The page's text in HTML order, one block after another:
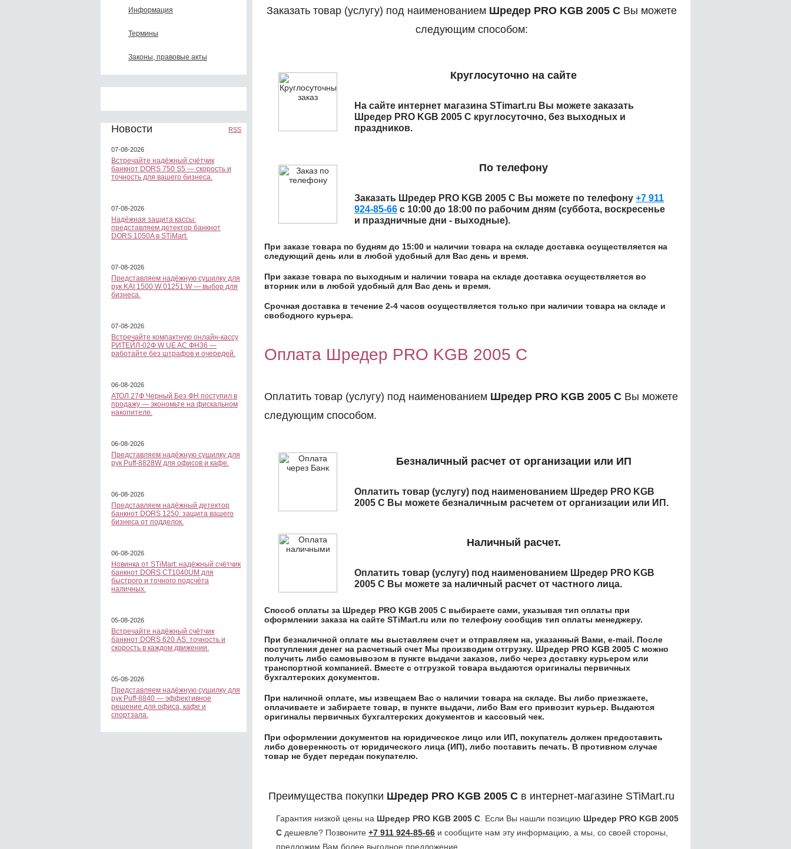
Информация
Термины
Законы, правовые акты
Новости RSS
07-08-2026
Встречайте надёжный счётчик
банкнот DORS 750 S5 — скорость и
точность для вашего бизнеса.
07-08-2026
Надёжная защита кассы:
представляем детектор банкнот
DORS 1050A в STiMart.
07-08-2026
Представляем надёжную сушилку для
рук KAI 1500 W 01251.W — выбор для
бизнеса.
07-08-2026
Встречайте компактную онлайн-кассу
РИТЕЙЛ-02Ф W UE AC ФН36 —
работайте без штрафов и очередей.
06-08-2026
АТОЛ 27Ф Черный Без ФН поступил в
продажу — экономьте на фискальном
накопителе.
06-08-2026
Представляем надёжную сушилку для
рук Puff-8828W для офисов и кафе.
06-08-2026
Представляем надёжный детектор
банкнот DORS 1250: защита вашего
бизнеса от подделок.
06-08-2026
Новинка от STiMart: надёжный счётчик
банкнот DORS CT1040UM для
быстрого и точного подсчёта
наличных.
05-08-2026
Встречайте надёжный счётчик
банкнот DORS 620 АS: точность и
скорость в каждом движении.
05-08-2026
Представляем надёжную сушилку для
рук Puff-8840 — эффективное
решение для офиса, кафе и
спортзала.
Заказать товар (услугу) под наименованием Шредер PRO KGB 2005 CВы можете
следующим способом:
Круглосуточно на сайте
На сайте интернет магазина STimart.ru Вы можете заказать
Шредер PRO KGB 2005 C круглосуточно, без выходных и
праздников.
По телефону
Заказать Шредер PRO KGB 2005 C Вы можете по телефону +7 911
924-85-66 с 10:00 до 18:00 по рабочим дням (суббота, воскресенье
и праздничные дни - выходные).
При заказе товара по будням до 15:00 и наличии товара на складе доставка осуществляется на
следующий день или в любой удобный для Вас день и время.
При заказе товара по выходным и наличии товара на складе доставка осуществляется во
вторник или в любой удобный для Вас день и время.
Срочная доставка в течение 2-4 часов осуществляется только при наличии товара на складе и
свободного курьера.
Оплата Шредер PRO KGB 2005 C
Оплатить товар (услугу) под наименованием Шредер PRO KGB 2005 C Вы можете
следующим способом.
Безналичный расчет от организации или ИП
Оплатить товар (услугу) под наименованием Шредер PRO KGB
2005 C Вы можете безналичным расчетем от организации или ИП.
Наличный расчет.
Оплатить товар (услугу) под наименованием Шредер PRO KGB
2005 C Вы можете за наличный расчет от частного лица.
Способ оплаты за Шредер PRO KGB 2005 C выбираете сами, указывая тип оплаты при
оформлении заказа на сайте STiMart.ru или по телефону сообщив тип оплаты менеджеру.
При безналичной оплате мы выставляем счет и отправляем на, указанный Вами, e-mail. После
поступления денег на расчетный счет Мы производим отгрузку. Шредер PRO KGB 2005 C можно
получить либо самовывозом в пункте выдачи заказов, либо через доставку курьером или
транспортной компанией. Вместе с отгрузкой товара выдаются оригиналы первичных
бухгалтерских документов.
При наличной оплате, мы извещаем Вас о наличии товара на складе. Вы либо приезжаете,
оплачиваете и забираете товар, в пункте выдачи, либо Вам его привозит курьер. Выдаются
оригиналы первичных бухгалтерских документов и кассовый чек.
При оформлении документов на юридическое лицо или ИП, покупатель должен предоставить
либо доверенность от юридического лица (ИП), либо поставить печать. В противном случае
товар не будет передан покупателю.
Преимущества покупки Шредер PRO KGB 2005 C в интернет-магазине STiMart.ru
Гарантия низкой цены на Шредер PRO KGB 2005 C. Если Вы нашли позицию Шредер PRO KGB 2005
C дешевле? Позвоните +7 911 924-85-66 и сообщите нам эту информацию, а мы, со своей стороны,
предложим Вам более выгодное предложение.